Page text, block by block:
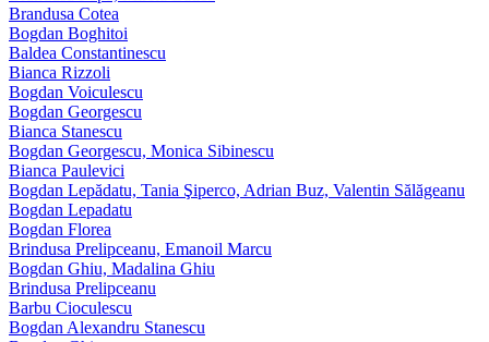
Brandusa Cotea
Bogdan Boghitoi
Baldea Constantinescu
Bianca Rizzoli
Bogdan Voiculescu
Bogdan Georgescu
Bianca Stanescu
Bogdan Georgescu, Monica Sibinescu
Bianca Paulevici
Bogdan Lepădatu, Tania Şiperco, Adrian Buz, Valentin Sălăgeanu
Bogdan Lepadatu
Bogdan Florea
Brindusa Prelipceanu, Emanoil Marcu
Bogdan Ghiu, Madalina Ghiu
Brindusa Prelipceanu
Barbu Cioculescu
Bogdan Alexandru Stanescu